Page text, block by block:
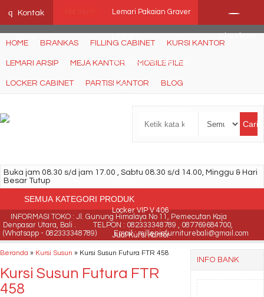
q Kontak Lemari Pakaian Graver
Partisi Kantor Uno UOD
7022
Locker VIP V 406
Jual Kursi Kantor
HOME
BRANKAS FILLING CABINET KURSI KANTOR
LEMARI ARSIP MEJA KANTOR MOBILE FILE
LOCKER CABINET PARTISI KANTOR BLOG
Cari
Buka jam 08.30 s/d jam 17.00 , Sabtu 08.30 s/d 14.00, Minggu & Hari
Besar Tutup
SEMUA KATEGORI PRODUK
INFORMASI TOKO : Jl. Gunung Himalaya No 11, Pemecutan Kaja
Denpasar Utara, Bali .
TELPON : 082333348789 , 087769684700,
(Whatsapp - 082333348789)
Email : milleniafurniturebali@gmail.com
Beranda » Kursi Susun » Kursi Susun Futura FTR 458
Kursi Susun Futura FTR
458
INFO BANK